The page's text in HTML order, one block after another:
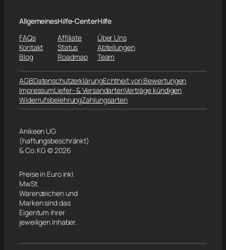
Allgemeines
FAQs
Kontakt
Blog
Hilfe-Center
Affiliate
Status
Roadmap
Hilfe
Über Uns
Abteilungen
Team
AGBDatenschutzerklärungEchtheit von Bewertungen
ImpressumLiefer- & VersandartenVerträge kündigen
WiderrufsbelehrungZahlungsarten
Anikeen UG
(haftungsbeschränkt)
& Co. KG © 2026
Preise in Euro inkl.
MwSt.
Warenzeichen und
Marken sind das
Eigentum ihrer
jeweiligen Inhaber.